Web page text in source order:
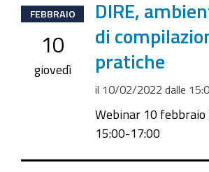
2022-
02-
10T15:00:00+01:00
2022-
FEBBRAIO
10
giovedì
DIRE,
di
pratiche
il 10/02/2022 dalle
Webinar 10 febbraio
15:00-17:00